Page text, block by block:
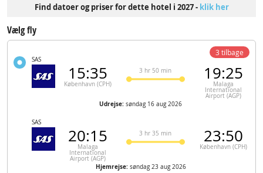
Find datoer og priser for dette hotel i 2027 - klik her
Vælg fly
SAS
15:35
København (CPH)
3 hr 50 min 19:25
Malaga
International
Airport (AGP)
Udrejse: søndag 16 aug 2026
SAS
20:15
Malaga
International
Airport (AGP)
3 hr 35 min 23:50
København (CPH)
Hjemrejse: søndag 23 aug 2026
3 tilbage